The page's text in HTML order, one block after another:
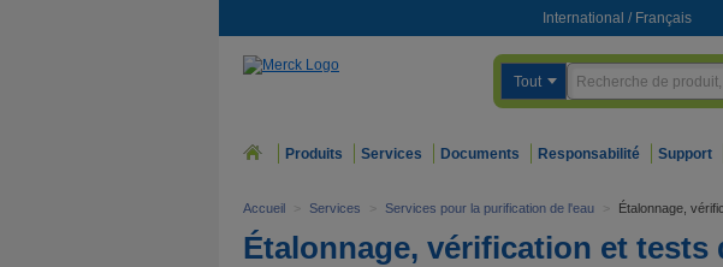
International / Français
Tout
Produits Services Documents Responsabilité Support
Accueil > Services > Services pour la purification de l'eau > Étalonnage,
Étalonnage, vérification et tests